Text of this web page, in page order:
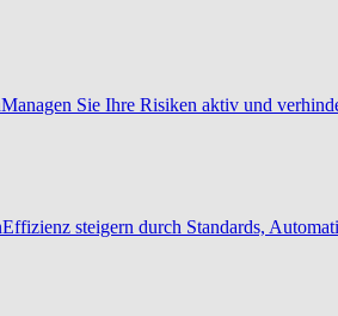
Managen Sie Ihre Risiken aktiv und
Effizienz steigern durch Standards,